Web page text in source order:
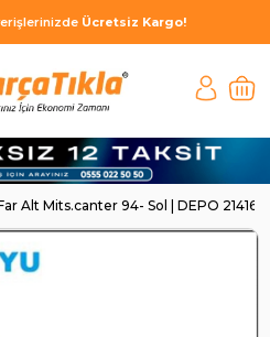
Ücretsiz Kargo!
Alt Mits.canter 94- Sol | DEPO